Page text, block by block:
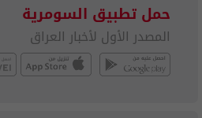
حمل تطبيق السومرية
المصدر الأول لأخبار العراق